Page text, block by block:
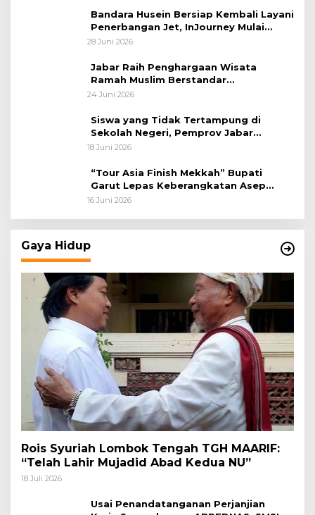
Bandara Husein Bersiap Kembali Layani
Penerbangan Jet, InJourney Mulai
Tahap Optimalisasi
28 Juni 2026
Jabar Raih Penghargaan Wisata
Ramah Muslim Berstandar
Internasional
24 Juni 2026
Siswa yang Tidak Tertampung di
Sekolah Negeri, Pemprov Jabar
Siapkan Bantuan Dana Pendidikan
18 Juni 2026
“Tour Asia Finish Mekkah” Bupati
Garut Lepas Keberangkatan Asep
Akung
16 Juni 2026
Gaya Hidup
Rois Syuriah Lombok Tengah TGH MAARIF:
“Telah Lahir Mujadid Abad Kedua NU”
18 Juli 2026
Usai Penandatanganan Perjanjian